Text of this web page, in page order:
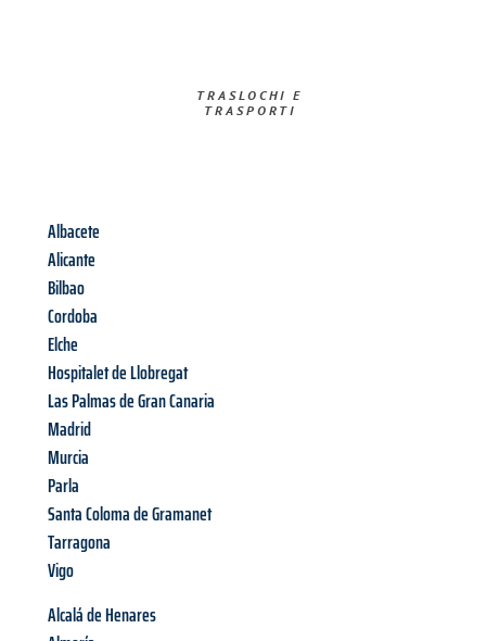
TRASLOCHI E
TRASPORTI​
Albacete
Alicante
Bilbao
Cordoba
Elche
Hospitalet de Llobregat
Las Palmas de Gran Canaria
Madrid
Murcia
Parla
Santa Coloma de Gramanet
Tarragona
Vigo
Alcalá de Henares